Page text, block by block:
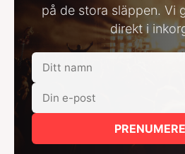
på de stora släppen. Vi
direkt i